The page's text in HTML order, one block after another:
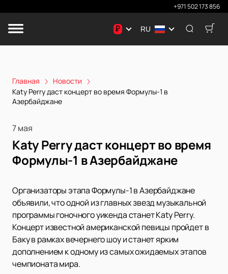
+971 502 173 856
₽ RU
Главная
Новости
Katy Perry даст концерт во время Формулы-1 в
Азербайджане
7 мая
Katy Perry даст концерт во время
Формулы-1 в Азербайджане
Организаторы этапа Формулы-1 в Азербайджане
объявили, что одной из главных звезд музыкальной
программы гоночного уикенда станет Katy Perry.
Концерт известной американской певицы пройдет в
Баку в рамках вечернего шоу и станет ярким
дополнением к одному из самых ожидаемых этапов
чемпионата мира.